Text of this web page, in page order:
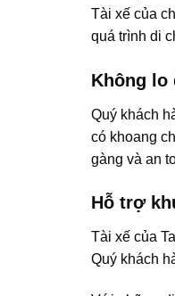
Tài xế của
quá trình di
Không lo
Quý khách
có khoang
gàng và an
Hỗ trợ
Tài xế của
Quý khách